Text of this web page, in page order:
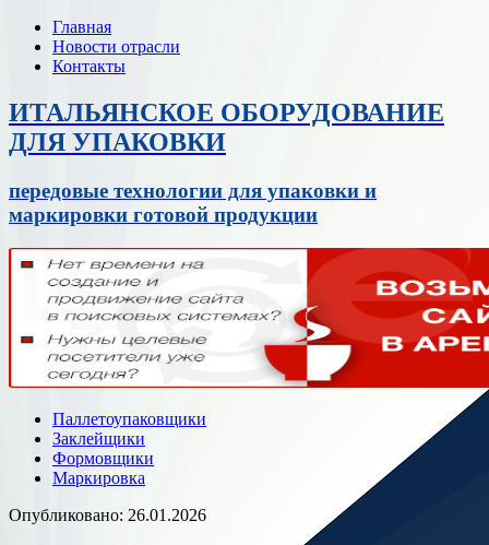
Главная
Новости отрасли
Контакты
ИТАЛЬЯНСКОЕ ОБОРУДОВАНИЕ
ДЛЯ УПАКОВКИ
передовые технологии для упаковки и
маркировки готовой продукции
Паллетоупаковщики
Заклейщики
Формовщики
Маркировка
Опубликовано: 26.01.2026